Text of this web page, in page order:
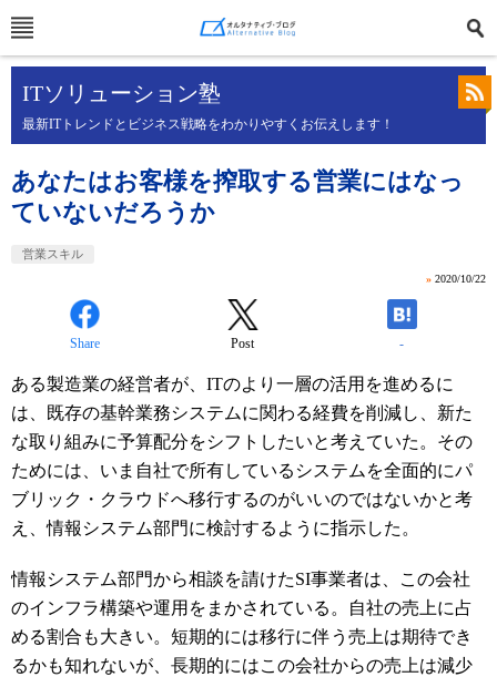
ITソリューション塾
最新ITトレンドとビジネス戦略をわかりやすくお伝えします！
あなたはお客様を搾取する営業にはなっ
ていないだろうか
営業スキル
» 2020/10/22
Share Post -
ある製造業の経営者が、 ITのより一層の活用を進めるに
は、既存の基幹業務システムに関わる経費を削減し、新た
な取り組みに予算配分をシフトしたいと考えていた。その
ためには、いま自社で所有しているシステムを全面的にパ
ブリック・クラウドへ移行するのがいいのではないかと考
え、情報システム部門に検討するように指示した。
情報システム部門から相談を請けたSI事業者は、この会社
のインフラ構築や運用をまかされている。自社の売上に占
める割合も大きい。短期的には移行に伴う売上は期待でき
るかも知れないが、長期的にはこの会社からの売上は減少